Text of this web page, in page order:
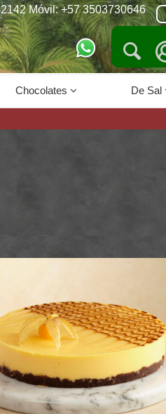
Móvil: +57 3503730646

Chocolates De Sal